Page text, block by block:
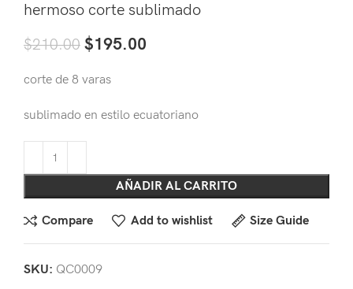
hermoso corte sublimado
$210.00 $195.00
corte de 8 varas
sublimado en estilo ecuatoriano
AÑADIR AL CARRITO
Compare Add to wishlist Size Guide
SKU: QC0009